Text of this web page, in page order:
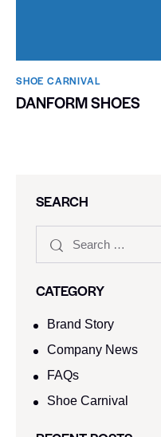
SHOE CARNIVAL​
DANFORM SHOES
SEARCH
CATEGORY
Brand Story
Company News
FAQs
Shoe Carnival​